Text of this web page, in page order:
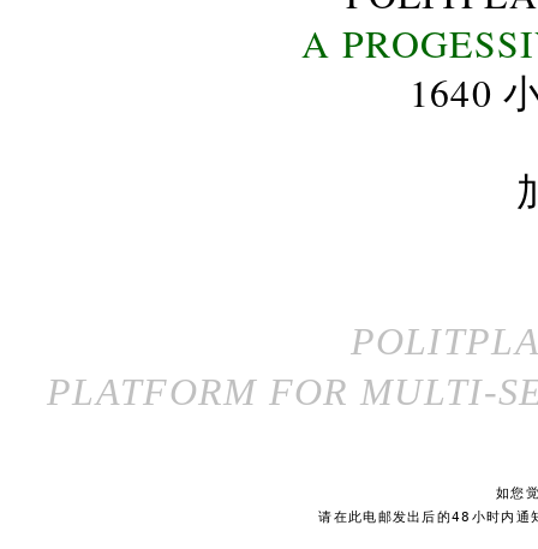
A
1640
PLATFORM FOR MULTI-
如您
请在此电邮发出后的48小时内通